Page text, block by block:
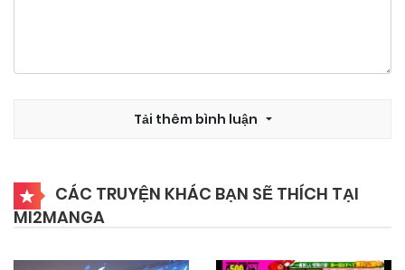
13/02/2026
Chapter 71 13/02/2026
Tải thêm bình luận
CÁC TRUYỆN KHÁC BẠN SẼ THÍCH TẠI
MI2MANGA